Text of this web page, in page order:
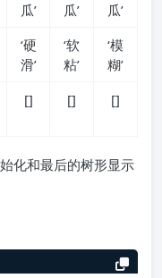
瓜’
瓜’
瓜’
‘硬
滑’
‘软
粘’
‘模
糊’
[] [] []
化和最后的树形显示